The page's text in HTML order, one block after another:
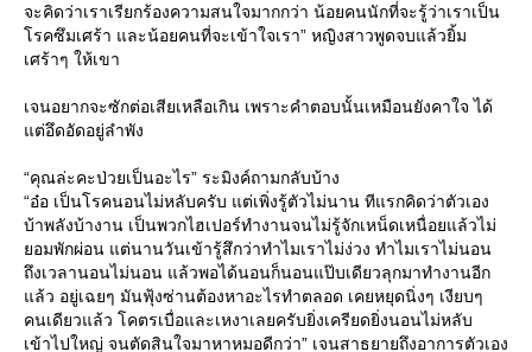
จะคิดว่าเราเรียกร้องความสนใจมากกว่า น้อยคนนักที่จะรู้ว่าเราเป็น
รคซึมเศร้า และน้อยคนที่จะเข้าใจเรา” หญิงสาวพูดจบแล้วยิ้ม
เศร้าๆ ให้เขา
เจนอยากจะซักต่อเสียเหลือเกิน เพราะคำตอบนั้นเหมือนยังคาใจ ได้
ต่อึดอัดอยู่ลำพัง
“คุณล่ะคะป่วยเป็นอะไร” ระมิงค์ถามกลับบ้าง
“อ๋อ เป็นโรคนอนไม่หลับครับ แต่เพิ่งรู้ตัวไม่นาน ทีแรกคิดว่าตัวเอง
บ้าพลังบ้างาน เป็นพวกไฮเปอร์ทำงานจนไม่รู้จักเหน็ดเหนื่อยแล้วไม่
อมพักผ่อน แต่นานวันเข้ารู้สึกว่าทำไมเราไม่ง่วง ทำไมเราไม่นอน
ถึงเวลานอนไม่นอน แล้วพอได้นอนก็นอนแป๊บเดียวลุกมาทำงานอีก
ล้ว อยู่เฉยๆ มันฟุ้งซ่านต้องหาอะไรทำตลอด เคยหยุดนิ่งๆ เงียบๆ
คนเดียวแล้ว โคตรเบื่อและเหงาเลยครับยิ่งเครียดยิ่งนอนไม่หลับ
เข้าไปใหญ่ จนตัดสินใจมาหาหมอดีกว่า” เจนสาธยายถึงอาการตัวเอง